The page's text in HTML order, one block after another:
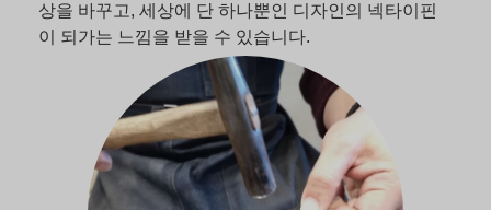
상을 바꾸고, 세상에 단 하나뿐인 디자인의 넥타이핀
이 되가는 느낌을 받을 수 있습니다.